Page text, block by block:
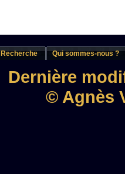
Recherche Qui sommes-nous ?
Dernière
© Agnès